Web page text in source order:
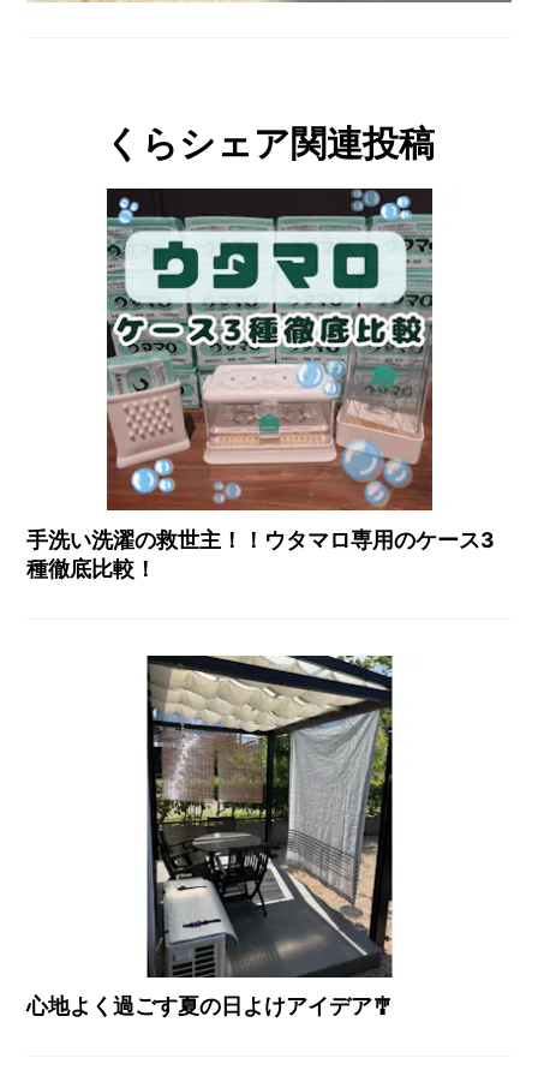
くらシェア関連投稿
手洗い洗濯の救世主！！ウタマロ専用のケース3
種徹底比較！
心地よく過ごす夏の日よけアイデア🎐